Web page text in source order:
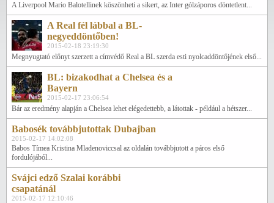
A Liverpool Mario Balotellinek köszönheti a sikert, az Inter gólzáporos döntetlent...
A Real fél lábbal a BL-
negyeddöntőben!
2015-02-18 23:19:30
Megnyugtató előnyt szerzett a címvédő Real a BL szerda esti nyolcaddöntőjének első...
BL: bizakodhat a Chelsea és a
Bayern
2015-02-17 23:06:54
Bár az eredmény alapján a Chelsea lehet elégedettebb, a látottak - például a hétszer...
Babosék továbbjutottak Dubajban
2015-02-17 14:02:08
Babos Tímea Kristina Mladenoviccsal az oldalán továbbjutott a páros első
fordulójából...
Svájci edző Szalai korábbi
csapatánál
2015-02-17 12:10:46